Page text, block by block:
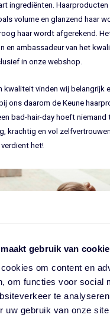
gebruik van
om content en
om functies voor social
te
uw gebruik van onze
ingrediënten.
volume en glanzend haar
haar wordt afgerekend.
en ambassadeur van het
in onze webshop.
kwaliteit vinden wij belangrijk
ons daarom de Keune
bad-hair-day hoeft niemand
krachtig en vol
het!